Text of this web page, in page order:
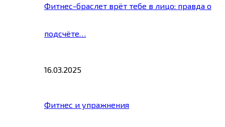
Фитнес-браслет врёт тебе в лицо: правда о
подсчёте…
16.03.2025
Фитнес и упражнения